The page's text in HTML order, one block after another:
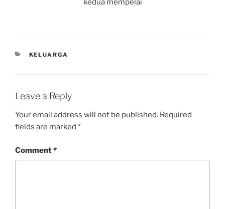
kedua mempelai
CATEGORIES
KELUARGA
Leave a Reply
Your email address will not be published. Required
fields are marked *
Comment*